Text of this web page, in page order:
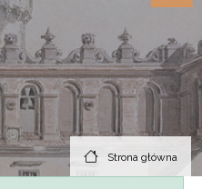
Strona główna